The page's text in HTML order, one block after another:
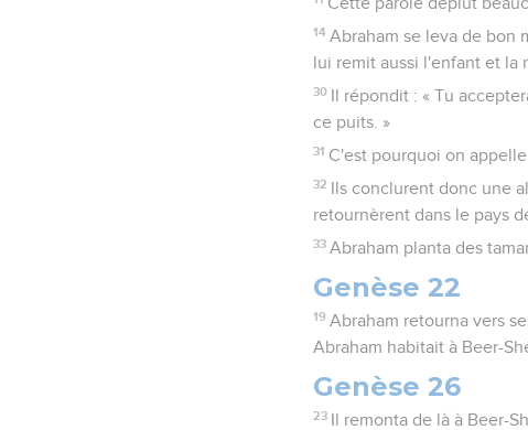
14 Abraham se leva de bon
lui remit aussi l'enfant et la
30
Il répondit : « Tu
ce puits. »
31 C'est pourquoi on
32
Ils conclurent donc une
retournèrent dans le pays
33 Abraham planta des
Genèse 22
19 Abraham retourna vers
Abraham habitait à Beer-
Genèse 26
23 Il remonta de là à Beer-